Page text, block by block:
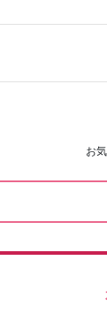
お